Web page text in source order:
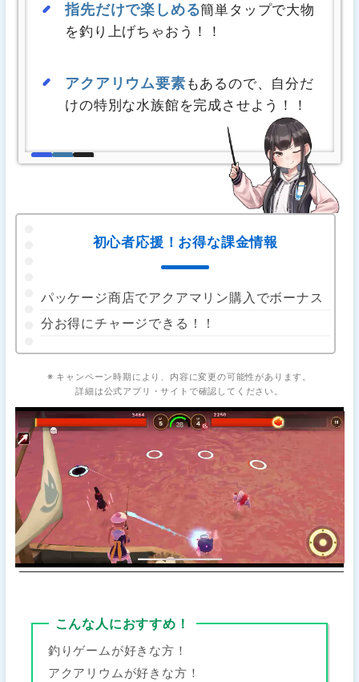
指先だけで楽しめる簡単タップで大物
を釣り上げちゃおう！！
アクアリウム要素 もあるので、自分だ
けの特別な水族館を完成させよう！！
初心者応援！お得な課金情報
パッケージ商店でアクアマリン購入でボーナス
分お得にチャージできる！！
※ キャンペーン時期により、内容に変更の可能性があります。
詳細は公式アプリ・サイトで確認してください。
こんな人におすすめ！
釣りゲームが好きな方！
アクアリウムが好きな方！